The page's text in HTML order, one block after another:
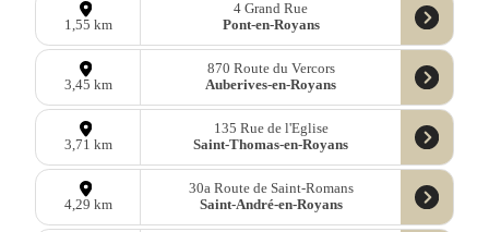
1,55 km
4 Grand Rue
Pont-en-Royans
3,45 km
870 Route du Vercors
Auberives-en-Royans
3,71 km
135 Rue de l'Eglise
Saint-Thomas-en-Royans
4,29 km
30a Route de Saint-Romans
Saint-André-en-Royans